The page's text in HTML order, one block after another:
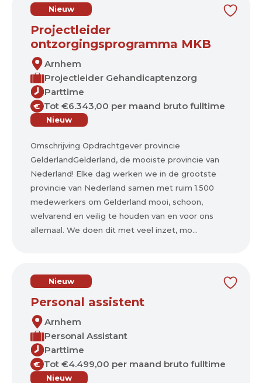
Nieuw
Projectleider
ontzorgingsprogramma MKB
Arnhem
Projectleider Gehandicaptenzorg
Parttime
€ Tot €6.343,00 per maand bruto fulltime
Nieuw
Omschrijving Opdrachtgever provincie
GelderlandGelderland, de mooiste provincie van
Nederland! Elke dag werken we in de grootste
provincie van Nederland samen met ruim 1.500
medewerkers om Gelderland mooi, schoon,
welvarend en veilig te houden van en voor ons
allemaal. We doen dit met veel inzet, mo...
Nieuw
Personal assistent
Arnhem
Personal Assistant
Parttime
€ Tot €4.499,00 per maand bruto fulltime
Nieuw